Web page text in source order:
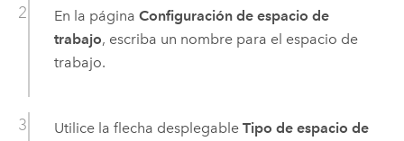
En la página Configuración de espacio de
trabajo, escriba un nombre para el espacio de
trabajo.
Utilice la flecha desplegable Tipo de espacio de